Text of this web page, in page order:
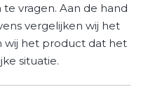
vragen. Aan de hand
vergelijken wij het
wij het product dat het
situatie.